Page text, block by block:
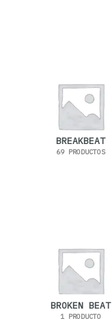
BREAKBEAT
69 PRODUCTOS
BROKEN BEAT
1 PRODUCTO